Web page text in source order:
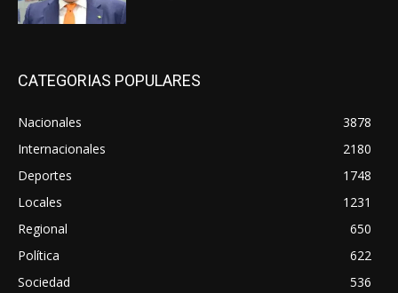
CATEGORIAS POPULARES
Nacionales
3878
Internacionales
2180
Deportes
1748
Locales
1231
Regional
650
Política
622
Sociedad
536